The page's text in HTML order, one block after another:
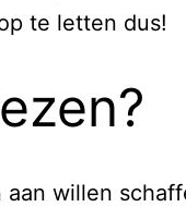
te letten dus!
willen